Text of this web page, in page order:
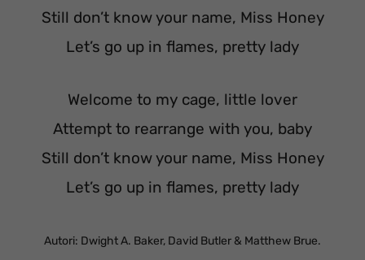
Still don’t know your name, Miss Honey
Let’s go up in flames, pretty lady
Welcome to my cage, little lover
Attempt to rearrange with you, baby
Still don’t know your name, Miss Honey
Let’s go up in flames, pretty lady
Autori: Dwight A. Baker, David Butler & Matthew Brue.